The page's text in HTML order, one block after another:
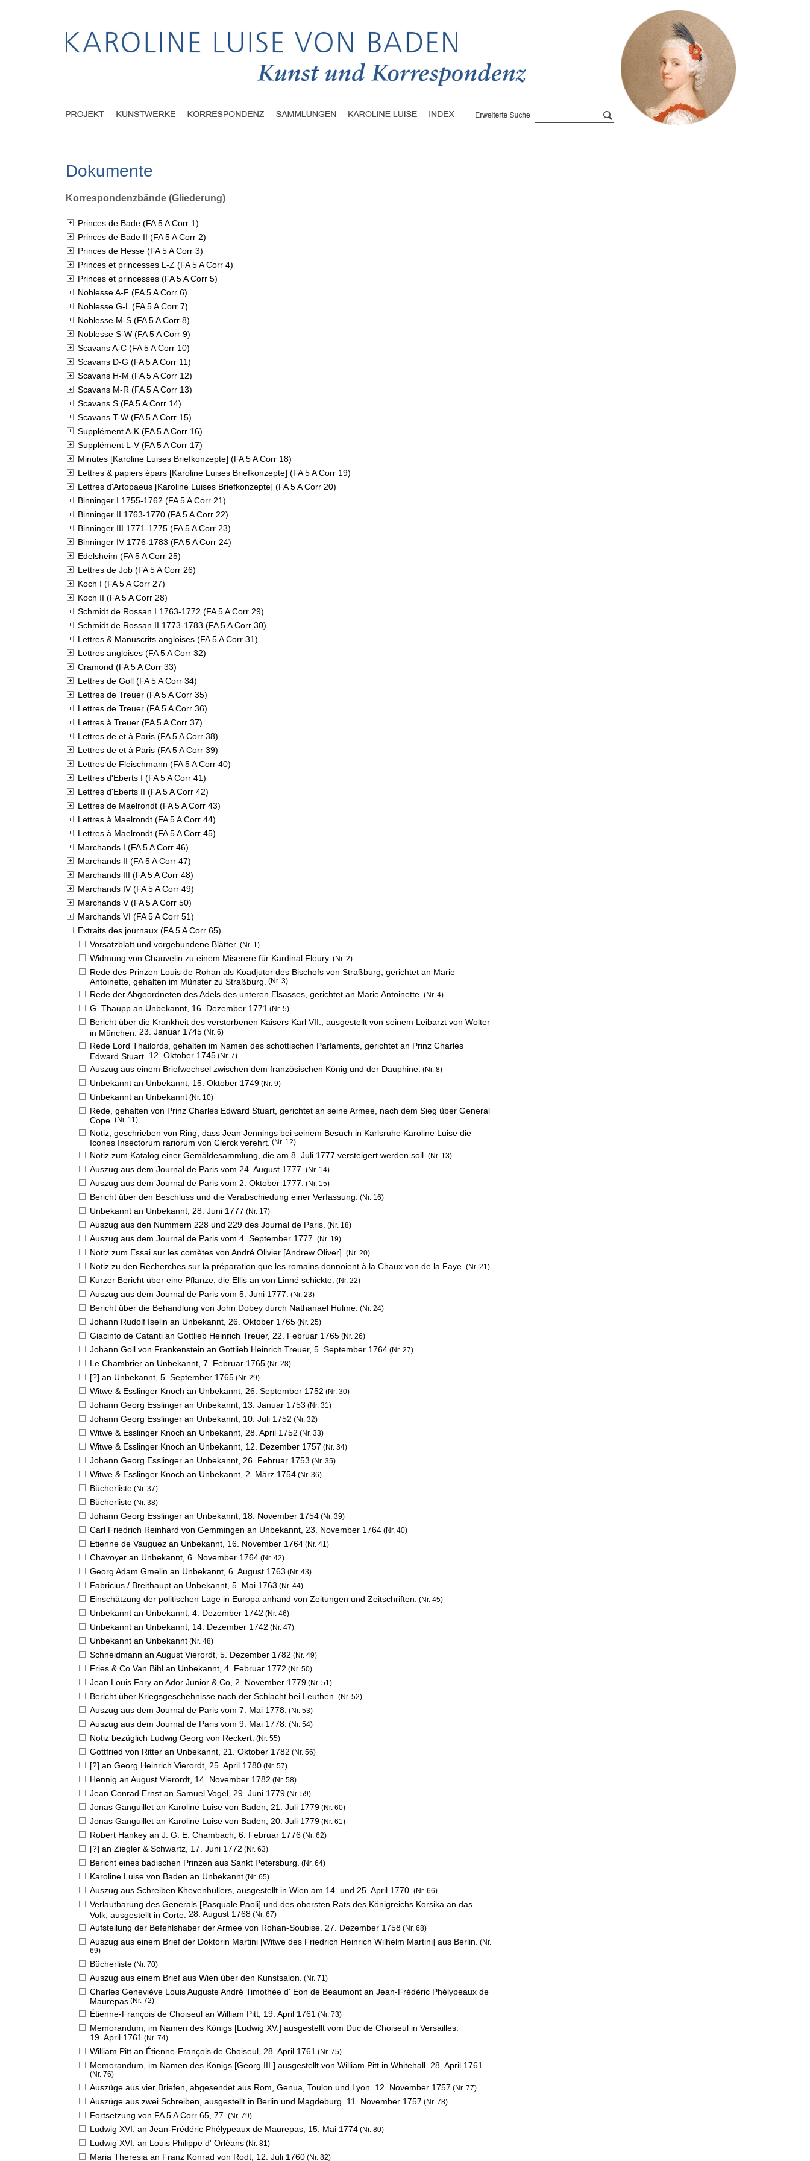
Dokumente
Korrespondenzbände (Gliederung)
Princes de Bade (FA 5 A Corr 1)
Princes de Bade II (FA 5 A Corr 2)
Princes de Hesse (FA 5 A Corr 3)
Princes et princesses L-Z (FA 5 A Corr 4)
Princes et princesses (FA 5 A Corr 5)
Noblesse A-F (FA 5 A Corr 6)
Noblesse G-L (FA 5 A Corr 7)
Noblesse M-S (FA 5 A Corr 8)
Noblesse S-W (FA 5 A Corr 9)
Scavans A-C (FA 5 A Corr 10)
Scavans D-G (FA 5 A Corr 11)
Scavans H-M (FA 5 A Corr 12)
Scavans M-R (FA 5 A Corr 13)
Scavans S (FA 5 A Corr 14)
Scavans T-W (FA 5 A Corr 15)
Supplément A-K (FA 5 A Corr 16)
Supplément L-V (FA 5 A Corr 17)
Minutes [Karoline Luises Briefkonzepte] (FA 5 A Corr 18)
Lettres & papiers épars [Karoline Luises Briefkonzepte] (FA 5 A Corr 19)
Lettres d'Artopaeus [Karoline Luises Briefkonzepte] (FA 5 A Corr 20)
Binninger I 1755-1762 (FA 5 A Corr 21)
Binninger II 1763-1770 (FA 5 A Corr 22)
Binninger III 1771-1775 (FA 5 A Corr 23)
Binninger IV 1776-1783 (FA 5 A Corr 24)
Edelsheim (FA 5 A Corr 25)
Lettres de Job (FA 5 A Corr 26)
Koch I (FA 5 A Corr 27)
Koch II (FA 5 A Corr 28)
Schmidt de Rossan I 1763-1772 (FA 5 A Corr 29)
Schmidt de Rossan II 1773-1783 (FA 5 A Corr 30)
Lettres & Manuscrits angloises (FA 5 A Corr 31)
Lettres angloises (FA 5 A Corr 32)
Cramond (FA 5 A Corr 33)
Lettres de Goll (FA 5 A Corr 34)
Lettres de Treuer (FA 5 A Corr 35)
Lettres de Treuer (FA 5 A Corr 36)
Lettres à Treuer (FA 5 A Corr 37)
Lettres de et à Paris (FA 5 A Corr 38)
Lettres de et à Paris (FA 5 A Corr 39)
Lettres de Fleischmann (FA 5 A Corr 40)
Lettres d'Eberts I (FA 5 A Corr 41)
Lettres d'Eberts II (FA 5 A Corr 42)
Lettres de Maelrondt (FA 5 A Corr 43)
Lettres à Maelrondt (FA 5 A Corr 44)
Lettres à Maelrondt (FA 5 A Corr 45)
Marchands I (FA 5 A Corr 46)
Marchands II (FA 5 A Corr 47)
Marchands III (FA 5 A Corr 48)
Marchands IV (FA 5 A Corr 49)
Marchands V (FA 5 A Corr 50)
Marchands VI (FA 5 A Corr 51)
Extraits des journaux (FA 5 A Corr 65)
Vorsatzblatt und vorgebundene Blätter. (Nr. 1)
Widmung von Chauvelin zu einem Miserere für Kardinal Fleury. (Nr. 2)
Rede des Prinzen Louis de Rohan als Koadjutor des Bischofs von Straßburg, gerichtet an Marie
Antoinette, gehalten im Münster zu Straßburg. (Nr. 3)
Rede der Abgeordneten des Adels des unteren Elsasses, gerichtet an Marie Antoinette. (Nr. 4)
G. Thaupp an Unbekannt, 16. Dezember 1771 (Nr. 5)
Bericht über die Krankheit des verstorbenen Kaisers Karl VII., ausgestellt von seinem Leibarzt von Wolter
in München. 23. Januar 1745 (Nr. 6)
Rede Lord Thailords, gehalten im Namen des schottischen Parlaments, gerichtet an Prinz Charles
Edward Stuart. 12. Oktober 1745 (Nr. 7)
Auszug aus einem Briefwechsel zwischen dem französischen König und der Dauphine. (Nr. 8)
Unbekannt an Unbekannt, 15. Oktober 1749 (Nr. 9)
Unbekannt an Unbekannt (Nr. 10)
Rede, gehalten von Prinz Charles Edward Stuart, gerichtet an seine Armee, nach dem Sieg über General
Cope. (Nr. 11)
Notiz, geschrieben von Ring, dass Jean Jennings bei seinem Besuch in Karlsruhe Karoline Luise die
Icones Insectorum rariorum von Clerck verehrt. (Nr. 12)
Notiz zum Katalog einer Gemäldesammlung, die am 8. Juli 1777 versteigert werden soll. (Nr. 13)
Auszug aus dem Journal de Paris vom 24. August 1777. (Nr. 14)
Auszug aus dem Journal de Paris vom 2. Oktober 1777. (Nr. 15)
Bericht über den Beschluss und die Verabschiedung einer Verfassung. (Nr. 16)
Unbekannt an Unbekannt, 28. Juni 1777 (Nr. 17)
Auszug aus den Nummern 228 und 229 des Journal de Paris. (Nr. 18)
Auszug aus dem Journal de Paris vom 4. September 1777. (Nr. 19)
Notiz zum Essai sur les comètes von André Olivier [Andrew Oliver]. (Nr. 20)
Notiz zu den Recherches sur la préparation que les romains donnoient à la Chaux von de la Faye. (Nr. 21)
Kurzer Bericht über eine Pflanze, die Ellis an von Linné schickte. (Nr. 22)
Auszug aus dem Journal de Paris vom 5. Juni 1777. (Nr. 23)
Bericht über die Behandlung von John Dobey durch Nathanael Hulme. (Nr. 24)
Johann Rudolf Iselin an Unbekannt, 26. Oktober 1765 (Nr. 25)
Giacinto de Catanti an Gottlieb Heinrich Treuer, 22. Februar 1765 (Nr. 26)
Johann Goll von Frankenstein an Gottlieb Heinrich Treuer, 5. September 1764 (Nr. 27)
Le Chambrier an Unbekannt, 7. Februar 1765 (Nr. 28)
[?] an Unbekannt, 5. September 1765 (Nr. 29)
Witwe & Esslinger Knoch an Unbekannt, 26. September 1752 (Nr. 30)
Johann Georg Esslinger an Unbekannt, 13. Januar 1753 (Nr. 31)
Johann Georg Esslinger an Unbekannt, 10. Juli 1752 (Nr. 32)
Witwe & Esslinger Knoch an Unbekannt, 28. April 1752 (Nr. 33)
Witwe & Esslinger Knoch an Unbekannt, 12. Dezember 1757 (Nr. 34)
Johann Georg Esslinger an Unbekannt, 26. Februar 1753 (Nr. 35)
Witwe & Esslinger Knoch an Unbekannt, 2. März 1754 (Nr. 36)
Bücherliste (Nr. 37)
Bücherliste (Nr. 38)
Johann Georg Esslinger an Unbekannt, 18. November 1754 (Nr. 39)
Carl Friedrich Reinhard von Gemmingen an Unbekannt, 23. November 1764 (Nr. 40)
Etienne de Vauguez an Unbekannt, 16. November 1764 (Nr. 41)
Chavoyer an Unbekannt, 6. November 1764 (Nr. 42)
Georg Adam Gmelin an Unbekannt, 6. August 1763 (Nr. 43)
Fabricius / Breithaupt an Unbekannt, 5. Mai 1763 (Nr. 44)
Einschätzung der politischen Lage in Europa anhand von Zeitungen und Zeitschriften. (Nr. 45)
Unbekannt an Unbekannt, 4. Dezember 1742 (Nr. 46)
Unbekannt an Unbekannt, 14. Dezember 1742 (Nr. 47)
Unbekannt an Unbekannt (Nr. 48)
Schneidmann an August Vierordt, 5. Dezember 1782 (Nr. 49)
Fries & Co Van Bihl an Unbekannt, 4. Februar 1772 (Nr. 50)
Jean Louis Fary an Ador Junior & Co, 2. November 1779 (Nr. 51)
Bericht über Kriegsgeschehnisse nach der Schlacht bei Leuthen. (Nr. 52)
Auszug aus dem Journal de Paris vom 7. Mai 1778. (Nr. 53)
Auszug aus dem Journal de Paris vom 9. Mai 1778. (Nr. 54)
Notiz bezüglich Ludwig Georg von Reckert. (Nr. 55)
Gottfried von Ritter an Unbekannt, 21. Oktober 1782 (Nr. 56)
[?] an Georg Heinrich Vierordt, 25. April 1780 (Nr. 57)
Hennig an August Vierordt, 14. November 1782 (Nr. 58)
Jean Conrad Ernst an Samuel Vogel, 29. Juni 1779 (Nr. 59)
Jonas Ganguillet an Karoline Luise von Baden, 21. Juli 1779 (Nr. 60)
Jonas Ganguillet an Karoline Luise von Baden, 20. Juli 1779 (Nr. 61)
Robert Hankey an J. G. E. Chambach, 6. Februar 1776 (Nr. 62)
[?] an Ziegler & Schwartz, 17. Juni 1772 (Nr. 63)
Bericht eines badischen Prinzen aus Sankt Petersburg. (Nr. 64)
Karoline Luise von Baden an Unbekannt (Nr. 65)
Auszug aus Schreiben Khevenhüllers, ausgestellt in Wien am 14. und 25. April 1770. (Nr. 66)
Verlautbarung des Generals [Pasquale Paoli] und des obersten Rats des Königreichs Korsika an das
Volk, ausgestellt in Corte. 28. August 1768 (Nr. 67)
Aufstellung der Befehlshaber der Armee von Rohan-Soubise. 27. Dezember 1758 (Nr. 68)
Auszug aus einem Brief der Doktorin Martini [Witwe des Friedrich Heinrich Wilhelm Martini] aus Berlin. (Nr.
69)
Bücherliste (Nr. 70)
Auszug aus einem Brief aus Wien über den Kunstsalon. (Nr. 71)
Charles Geneviève Louis Auguste André Timothée d' Eon de Beaumont an Jean-Frédéric Phélypeaux de
Maurepas (Nr. 72)
Étienne-François de Choiseul an William Pitt, 19. April 1761 (Nr. 73)
Memorandum, im Namen des Königs [Ludwig XV.] ausgestellt vom Duc de Choiseul in Versailles.
19. April 1761 (Nr. 74)
William Pitt an Étienne-François de Choiseul, 28. April 1761 (Nr. 75)
Memorandum, im Namen des Königs [Georg III.] ausgestellt von William Pitt in Whitehall. 28. April 1761
(Nr. 76)
Auszüge aus vier Briefen, abgesendet aus Rom, Genua, Toulon und Lyon. 12. November 1757 (Nr. 77)
Auszüge aus zwei Schreiben, ausgestellt in Berlin und Magdeburg. 11. November 1757 (Nr. 78)
Fortsetzung von FA 5 A Corr 65, 77. (Nr. 79)
Ludwig XVI. an Jean-Frédéric Phélypeaux de Maurepas, 15. Mai 1774 (Nr. 80)
Ludwig XVI. an Louis Philippe d' Orléans (Nr. 81)
Maria Theresia an Franz Konrad von Rodt, 12. Juli 1760 (Nr. 82)